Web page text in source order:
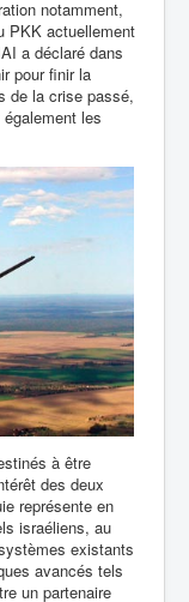
notamment,
PKK actuellement
a déclaré dans
pour finir la
de la crise passé,
les
à être
des deux
représente en
israéliens, au
existants
avancés tels
un partenaire